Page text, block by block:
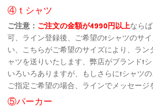
④ｔシャツ
ご注意： ご注文の金額が4990円以上なら
可、ライン登録後、ご希望のtシャツのサ
い、こちらがご希望のサイズにより、ラン
ャツを送りいたします、弊店がブランドt
いろいろありますが、もしさらにtシャツ
ご指定ご希望の場合、ラインでメッセージ
⑤パーカー